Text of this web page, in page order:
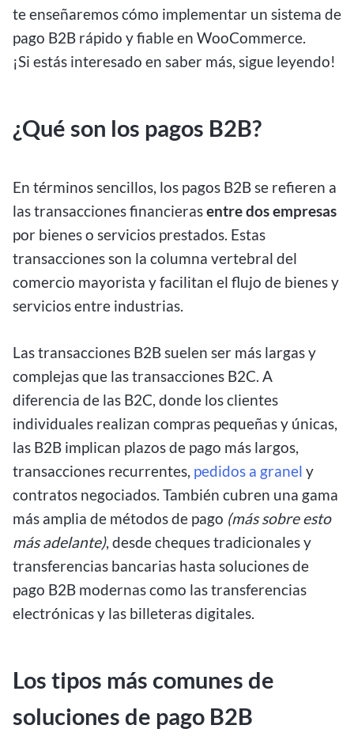
te enseñaremos cómo implementar un sistema de
pago B2B rápido y fiable en WooCommerce.
¡Si estás interesado en saber más, sigue leyendo!
¿Qué son los pagos B2B?
En términos sencillos, los pagos B2B se refieren a
las transacciones financierasentre dos empresas
por bienes o servicios prestados. Estas
transacciones son la columna vertebral del
comercio mayorista y facilitan el flujo de bienes y
servicios entre industrias.
Las transacciones B2B suelen ser más largas y
complejas que las transacciones B2C. A
diferencia de las B2C, donde los clientes
individuales realizan compras pequeñas y únicas,
las B2B implican plazos de pago más largos,
transacciones recurrentes, pedidos a granel y
contratos negociados. También cubren una gama
más amplia de métodos de pago (más sobre esto
más adelante), desde cheques tradicionales y
transferencias bancarias hasta soluciones de
pago B2B modernas como las transferencias
electrónicas y las billeteras digitales.
Los tipos más comunes de
soluciones de pago B2B